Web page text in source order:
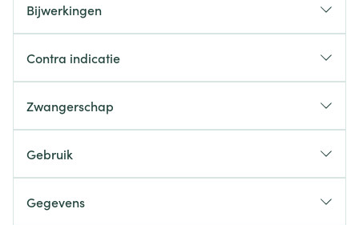
Harde capsule:
gelatine
Kleurstoffen:
Bijwerkingen
MOGELIJKE BIJWERKINGEN
Contra indicatie
Zwangerschap
Gebruik
Max. 100 mg bij ambulante patiënten(400 mg bij
Gegevens